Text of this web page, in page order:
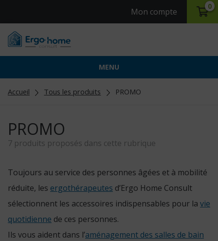
Mon compte
0
MENU
Accueil Tous les produits PROMO
PROMO
7 produits proposés dans cette rubrique
Toujours au service des personnes âgées et à mobilité
réduite, les ergothérapeutes d’Ergo Home Consult
sélectionnent les accessoires indispensables pour la vie
quotidienne de ces personnes.
Ils vous aident dans l’aménagement des salles de bain